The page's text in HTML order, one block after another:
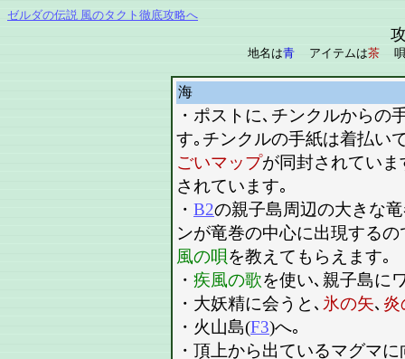
ゼルダの伝説 風のタクト徹底攻略へ
地名は青 アイテムは茶 唄
海
・ポストに､チンクルからの
す｡チンクルの手紙は着払い
ごいマップが同封されてい
されています｡
・ B2の親子島周辺の大きな
ンが竜巻の中心に出現するの
風の唄を教えてもらえます｡
・ 疾風の歌を使い､親子島に
・大妖精に会うと､ 氷の矢､ 炎
・火山島(F3)へ｡
・頂上から出ているマグマ